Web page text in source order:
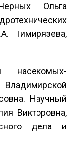
Ольга
Тимирязева,
насекомых-
Научный
Викторовна,
дела и